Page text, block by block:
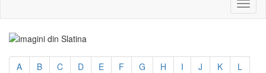
sau
A B C D E F G H I J K
L